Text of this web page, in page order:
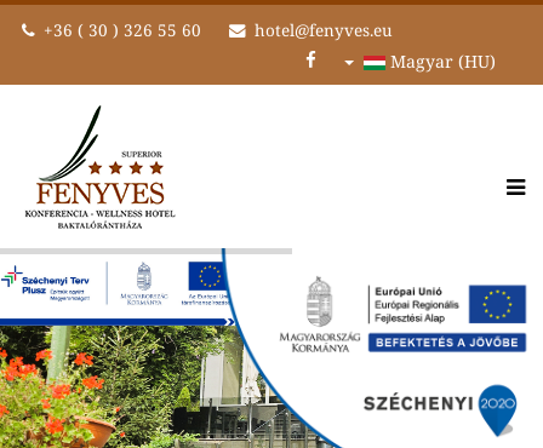
+36 ( 30 ) 326 55 60 hotel@fenyves.eu
Magyar (HU)